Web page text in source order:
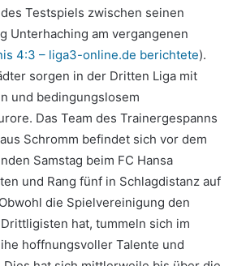
Testspiels zwischen seinen
Unterhaching am vergangenen
4:3 – liga3-online.de berichtete).
sorgen in der Dritten Liga mit
und bedingungslosem
Das Team des Trainergespanns
Schromm befindet sich vor dem
Samstag beim FC Hansa
und Rang fünf in Schlagdistanz auf
Obwohl die Spielvereinigung den
hat, tummeln sich im
hoffnungsvoller Talente und